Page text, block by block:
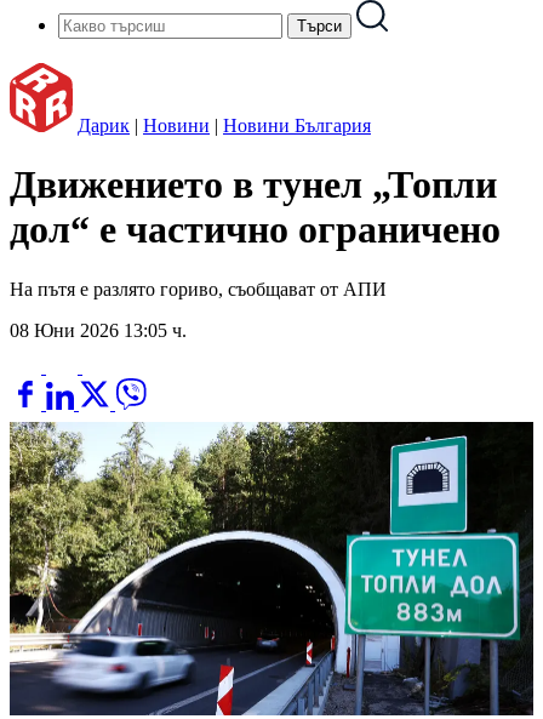
Дарик | Новини | Новини България
Движението в тунел „Топли
дол“ е частично ограничено
На пътя е разлято гориво, съобщават от АПИ
08 Юни 2026 13:05 ч.